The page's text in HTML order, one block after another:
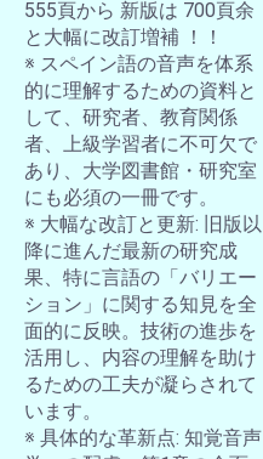
555頁から 新版は 700頁余
と大幅に改訂増補 ！！
※ スペイン語の音声を体系
的に理解するための資料と
して、研究者、教育関係
者、上級学習者に不可欠で
あり、大学図書館・研究室
にも必須の一冊です。
※ 大幅な改訂と更新: 旧版以
降に進んだ最新の研究成
果、特に言語の「バリエー
ション」に関する知見を全
面的に反映。技術の進歩を
活用し、内容の理解を助け
るための工夫が凝らされて
います。
※ 具体的な革新点: 知覚音声